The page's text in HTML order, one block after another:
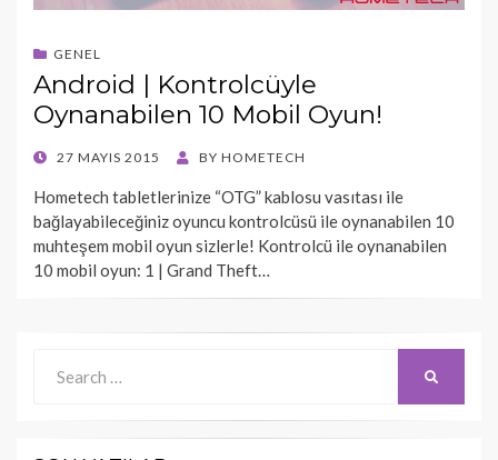
GENEL
Android | Kontrolcüyle
Oynanabilen 10 Mobil Oyun!
POSTED
27 MAYIS 2015 BY HOMETECH
Hometech tabletlerinize “OTG” kablosu vasıtası ile
bağlayabileceğiniz oyuncu kontrolcüsü ile oynanabilen 10
muhteşem mobil oyun sizlerle! Kontrolcü ile oynanabilen
10 mobil oyun: 1 | Grand Theft…
for: